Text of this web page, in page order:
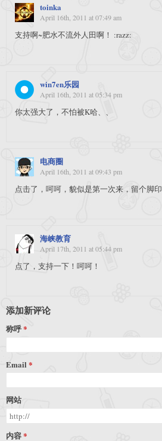
toinka
April 16th, 2011 at 07:49 am
支持啊~肥水不流外人田啊！ :razz:
win7en乐园
April 16th, 2011 at 05:34 pm
你太强大了，不怕被K哈、、
电商圈
April 16th, 2011 at 09:43 pm
点击了，呵呵，貌似是第一次来，留个脚印
海峡教育
April 17th, 2011 at 05:44 pm
点了，支持一下！呵呵！
添加新评论
称呼
Email
网站
内容